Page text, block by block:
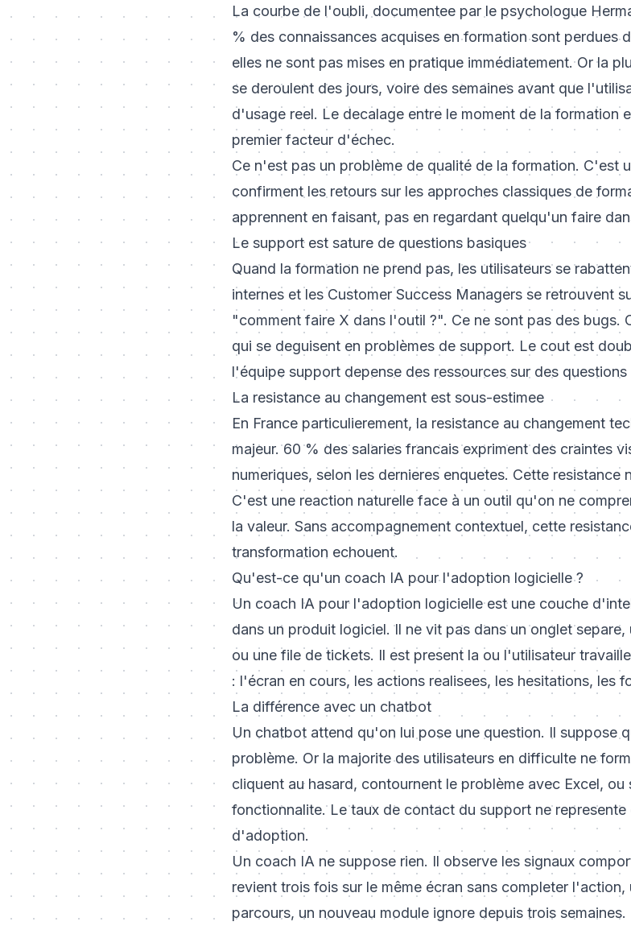
La courbe de l'oubli, documentee par le psychologue
% des connaissances acquises en formation sont perdues
elles ne sont pas mises en pratique immédiatement. Or la
se deroulent des jours, voire des semaines avant que
d'usage reel. Le decalage entre le moment de la formation
premier facteur d'échec.
Ce n'est pas un problème de qualité de la formation. C'est
confirment les retours sur les approches classiques de
apprennent en faisant, pas en regardant quelqu'un faire
Le support est sature de questions basiques
Quand la formation ne prend pas, les utilisateurs se
internes et les Customer Success Managers se retrouvent
"comment faire X dans l'outil ?". Ce ne sont pas des bugs.
qui se deguisent en problèmes de support. Le cout est
l'équipe support depense des ressources sur des
La resistance au changement est sous-estimee
En France particulierement, la resistance au changement
majeur. 60 % des salaries francais expriment des craintes
numeriques, selon les dernieres enquetes. Cette resistance
C'est une reaction naturelle face à un outil qu'on ne
la valeur. Sans accompagnement contextuel, cette
transformation echouent.
Qu'est-ce qu'un coach IA pour l'adoption logicielle ?
Un coach IA pour l'adoption logicielle est une couche
dans un produit logiciel. Il ne vit pas dans un onglet
ou une file de tickets. Il est present la ou l'utilisateur
: l'écran en cours, les actions realisees, les hesitations, les
La différence avec un chatbot
Un chatbot attend qu'on lui pose une question. Il suppose
problème. Or la majorite des utilisateurs en difficulte ne
cliquent au hasard, contournent le problème avec Excel, ou
fonctionnalite. Le taux de contact du support ne
d'adoption.
Un coach IA ne suppose rien. Il observe les signaux
revient trois fois sur le même écran sans completer
parcours, un nouveau module ignore depuis trois